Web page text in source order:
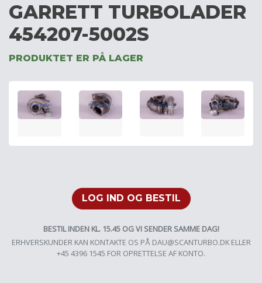
GARRETT TURBOLADER
454207-5002S
PRODUKTET ER PÅ LAGER
LOG IND OG BESTIL
BESTIL INDEN KL. 15.45 OG VI SENDER SAMME DAG!
ERHVERSKUNDER KAN KONTAKTE OS PÅ DAU@SCANTURBO.DKELLER
+45 4396 1545 FOR OPRETTELSE AF KONTO.